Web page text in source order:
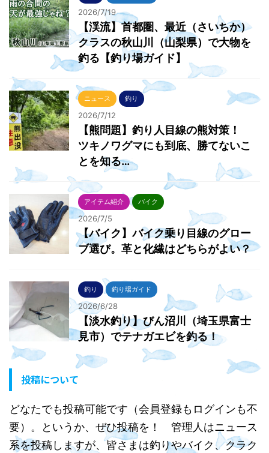
2026/7/19
【渓流】首都圏、最近（さいちか）
クラスの秋山川（山梨県）で大物を
釣る【釣り場ガイド】
ニュース 釣り
2026/7/12
【熊問題】釣り人目線の熊対策！
ツキノワグマにも到底、勝てないこ
とを知る…
アイテム紹介 バイク
2026/7/5
【バイク】バイク乗り目線のグロー
ブ選び。革と化繊はどちらがよい？
釣り 釣り場ガイド
2026/6/28
【淡水釣り】びん沼川（埼玉県富士
見市）でテナガエビを釣る！
投稿について
どなたでも投稿可能です（会員登録もログインも不
要）。というか、ぜひ投稿を！ 管理人はニュース
系を投稿しますが、皆さまは釣りやバイク、クラク